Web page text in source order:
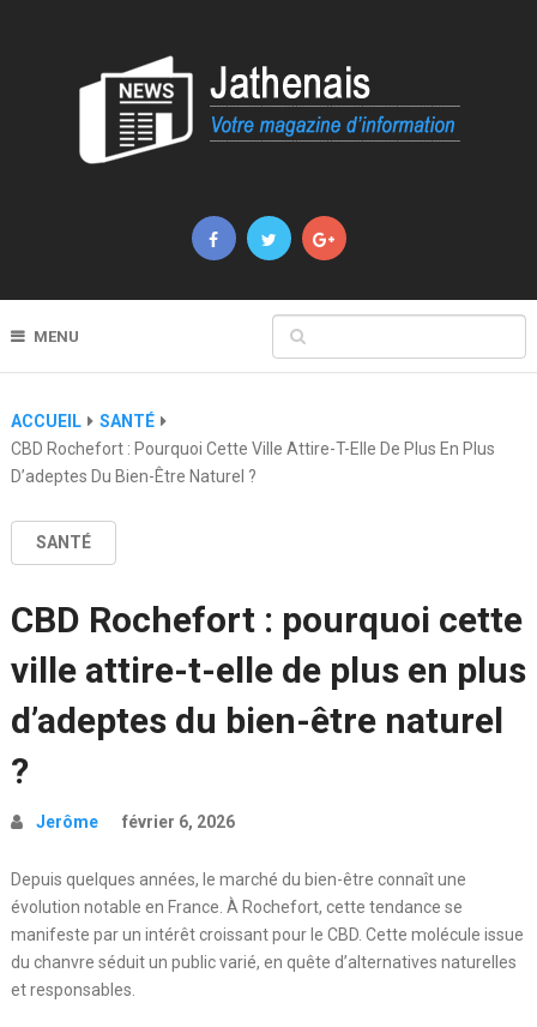
MENU
ACCUEIL
SANTÉ
CBD Rochefort : Pourquoi Cette Ville Attire-T-Elle De Plus En Plus
D’adeptes Du Bien-Être Naturel ?
SANTÉ
CBD Rochefort : pourquoi cette
ville attire-t-elle de plus en plus
d’adeptes du bien-être naturel
?
Jerôme février 6, 2026
Depuis quelques années, le marché du bien-être connaît une
évolution notable en France. À Rochefort, cette tendance se
manifeste par un intérêt croissant pour le CBD. Cette molécule issue
du chanvre séduit un public varié, en quête d’alternatives naturelles
et responsables.